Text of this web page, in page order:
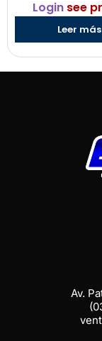
Login see
Leer más
Av.